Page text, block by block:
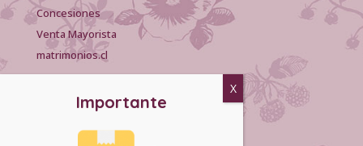
Concesiones
Venta Mayorista
matrimonios.cl
Políticas de despacho
Políticas de privacidad